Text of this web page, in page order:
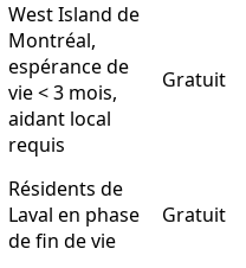
West Island de
Montréal,
espérance de
vie < 3 mois,
aidant local
requis
Gratuit
Résidents de
Laval en phase
de fin de vie
Gratuit